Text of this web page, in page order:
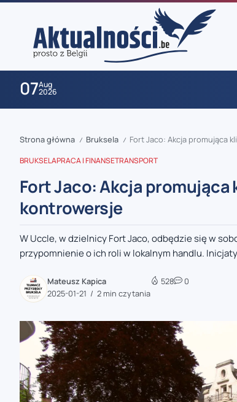
07Aug
2026
zaobserwuj nas
zaobserwuj nas
zaobserwuj nas
zaobserwuj nas
zaobserwuj nas
Strona główna / Bruksela / Fort Jaco: Akcja promująca
BRUKSELAPRACA I FINANSETRANSPORT
Fort Jaco: Akcja
kontrowersje
W Uccle, w dzielnicy Fort Jaco, odbędzie się w
przypomnienie o ich roli w lokalnym handlu.
Mateusz Kapica
2025-01-21
2 min czytania
528 0